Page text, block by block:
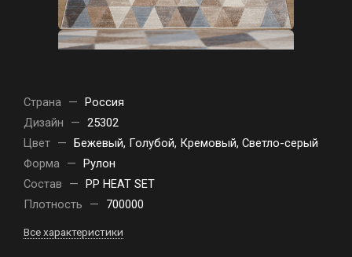
Страна — Россия
Дизайн
— 25302
Цвет — Бежевый, Голубой, Кремовый, Светло-серый
Форма — Рулон
Состав
— PP HEAT SET
Плотность
— 700000
Все характеристики